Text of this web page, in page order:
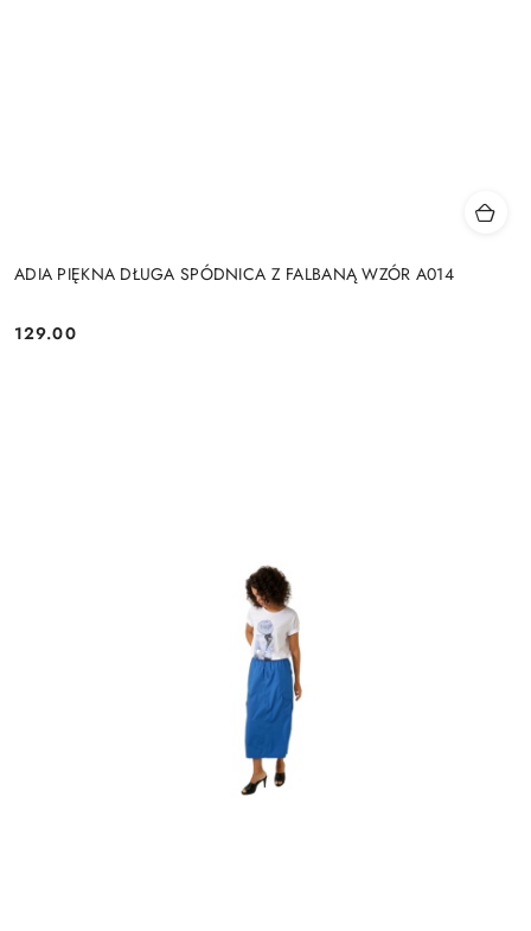
ADIA PIĘKNA DŁUGA SPÓDNICA Z FALBANĄ WZÓR A014
Cena:
129.00